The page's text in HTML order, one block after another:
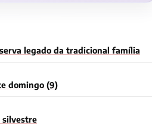
legado da tradicional família
domingo (9)
silvestre